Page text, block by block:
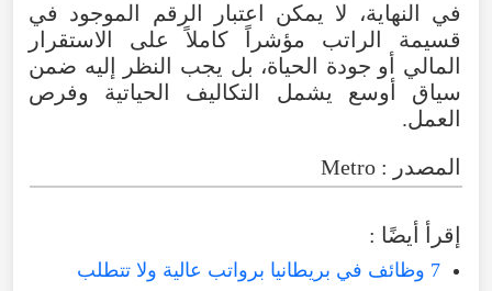
في النهاية، لا يمكن اعتبار الرقم الموجود في
قسيمة الراتب مؤشراً كاملاً على الاستقرار
المالي أو جودة الحياة، بل يجب النظر إليه ضمن
سياق أوسع يشمل التكاليف الحياتية وفرص
العمل.
المصدر : Metro
إقرأ أيضًا :
7 وظائف في بريطانيا برواتب عالية ولا تتطلب